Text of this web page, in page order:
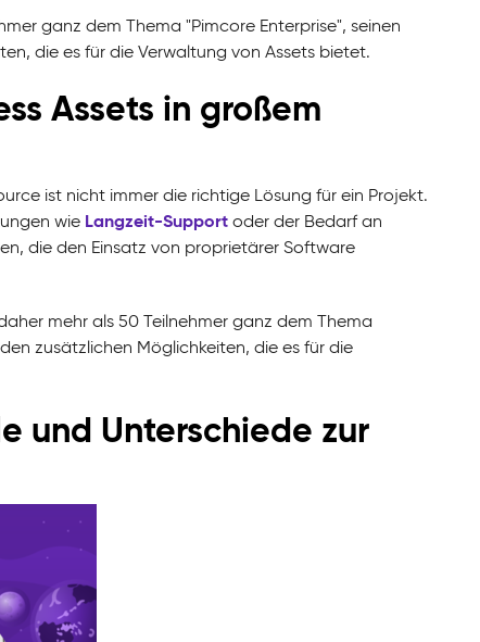
ganz dem Thema "Pimcore Enterprise", seinen
die es für die Verwaltung von Assets bietet.
Assets in großem
ist nicht immer die richtige Lösung für ein Projekt.
wie Langzeit-Supportoder der Bedarf an
die den Einsatz von proprietärer Software
mehr als 50 Teilnehmer ganz dem Thema
zusätzlichen Möglichkeiten, die es für die
und Unterschiede zur